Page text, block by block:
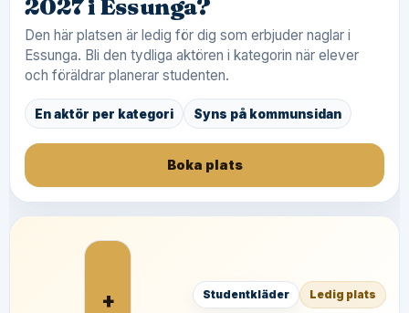
2027 i Essunga?
Den här platsen är ledig för dig som erbjuder naglar i
Essunga. Bli den tydliga aktören i kategorin när elever
och föräldrar planerar studenten.
En aktör per kategori Syns på kommunsidan
Boka plats
+ Studentkläder Ledig plats